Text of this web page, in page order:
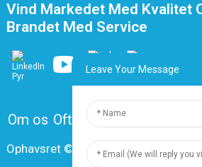
Vind Markedet Med Kvalitet
Brandet Med Service
Om os Ofte stillede spørgsmål
Ophavsret © 2024 Shanghai
Leave Your Message